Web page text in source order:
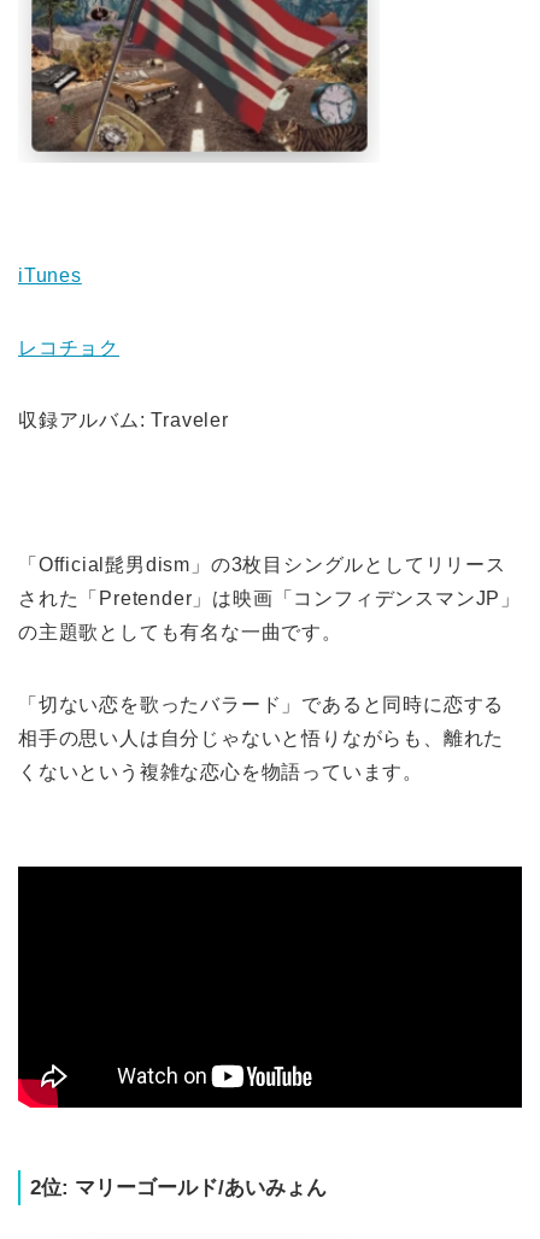
iTunes
レコチョク
収録アルバム: Traveler
「Official髭男dism」の3枚目シングルとしてリリース
された「Pretender」は映画「コンフィデンスマンJP」
の主題歌としても有名な一曲です。
「切ない恋を歌ったバラード」であると同時に恋する
相手の思い人は自分じゃないと悟りながらも、離れた
くないという複雑な恋心を物語っています。
2位: マリーゴールド/あいみょん